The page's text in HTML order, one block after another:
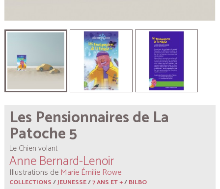
Les Pensionnaires de La
Patoche 5
Le Chien volant
Anne Bernard-Lenoir
Illustrations de Marie Émilie Rowe
COLLECTIONS/JEUNESSE/7 ANS ET +/BILBO